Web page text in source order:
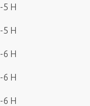
-5 H
-5 H
-6 H
-6 H
-6 H